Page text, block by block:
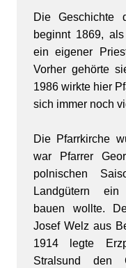
Die Geschichte
beginnt 1869,
ein eigener
Vorher gehörte
1986 wirkte hier
sich immer noch
Die Pfarrkirche
war Pfarrer
polnischen
Landgütern ein
bauen wollte.
Josef Welz aus
1914 legte
Stralsund den